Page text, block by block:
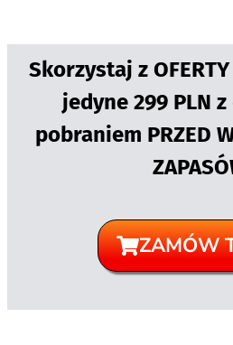
Skorzystaj z OFERTY
jedyne 299 PLN
pobraniem PRZED
ZAMÓW